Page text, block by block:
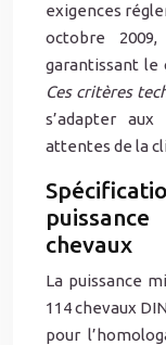
exigences
octobre
garantissant le
Ces critères
s’adapter
attentes de la
chevaux
La puissance
114 chevaux
pour